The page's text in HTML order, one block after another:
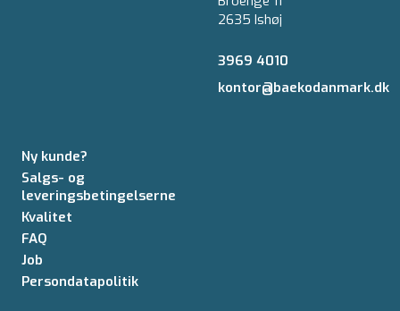
2635 Ishøj
3969 4010
kontor@baekodanmark.dk
Ny kunde?
Salgs- og
leveringsbetingelserne
Kvalitet
FAQ
Job
Persondatapolitik